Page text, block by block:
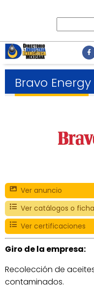
Bravo
Ver anuncio
Ver catálogos o
Ver certificaciones
Giro de la empresa:
Recolección de
contaminados.